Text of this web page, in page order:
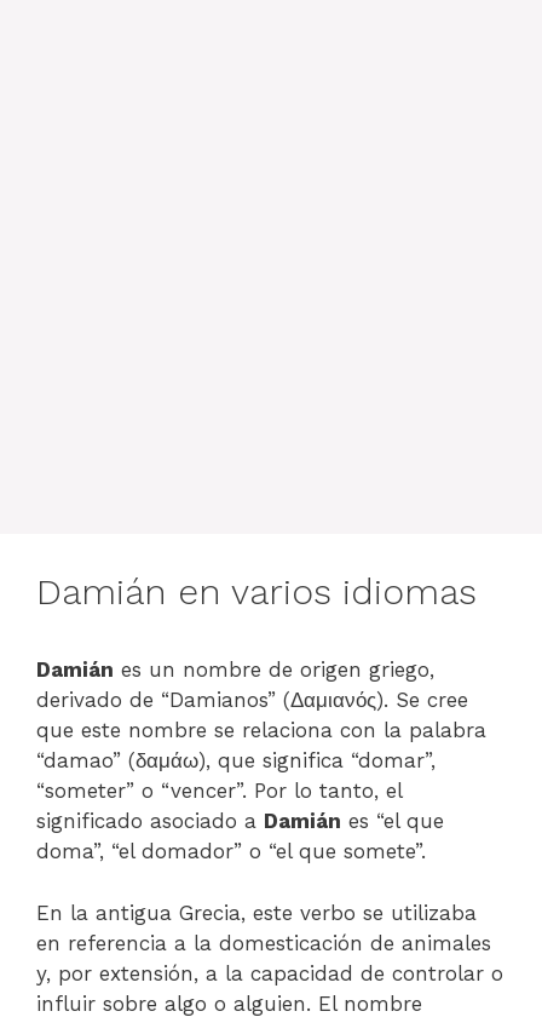
Damián en varios idiomas
Damián es un nombre de origen griego,
derivado de “Damianos” (Δαμιανός). Se cree
que este nombre se relaciona con la palabra
“damao” (δαμάω), que significa “domar”,
“someter” o “vencer”. Por lo tanto, el
significado asociado a Damián es “el que
doma”, “el domador” o “el que somete”.
En la antigua Grecia, este verbo se utilizaba
en referencia a la domesticación de animales
y, por extensión, a la capacidad de controlar o
influir sobre algo o alguien. El nombre